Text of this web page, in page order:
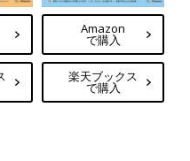
Amazon
で購入
楽天ブックス
で購入